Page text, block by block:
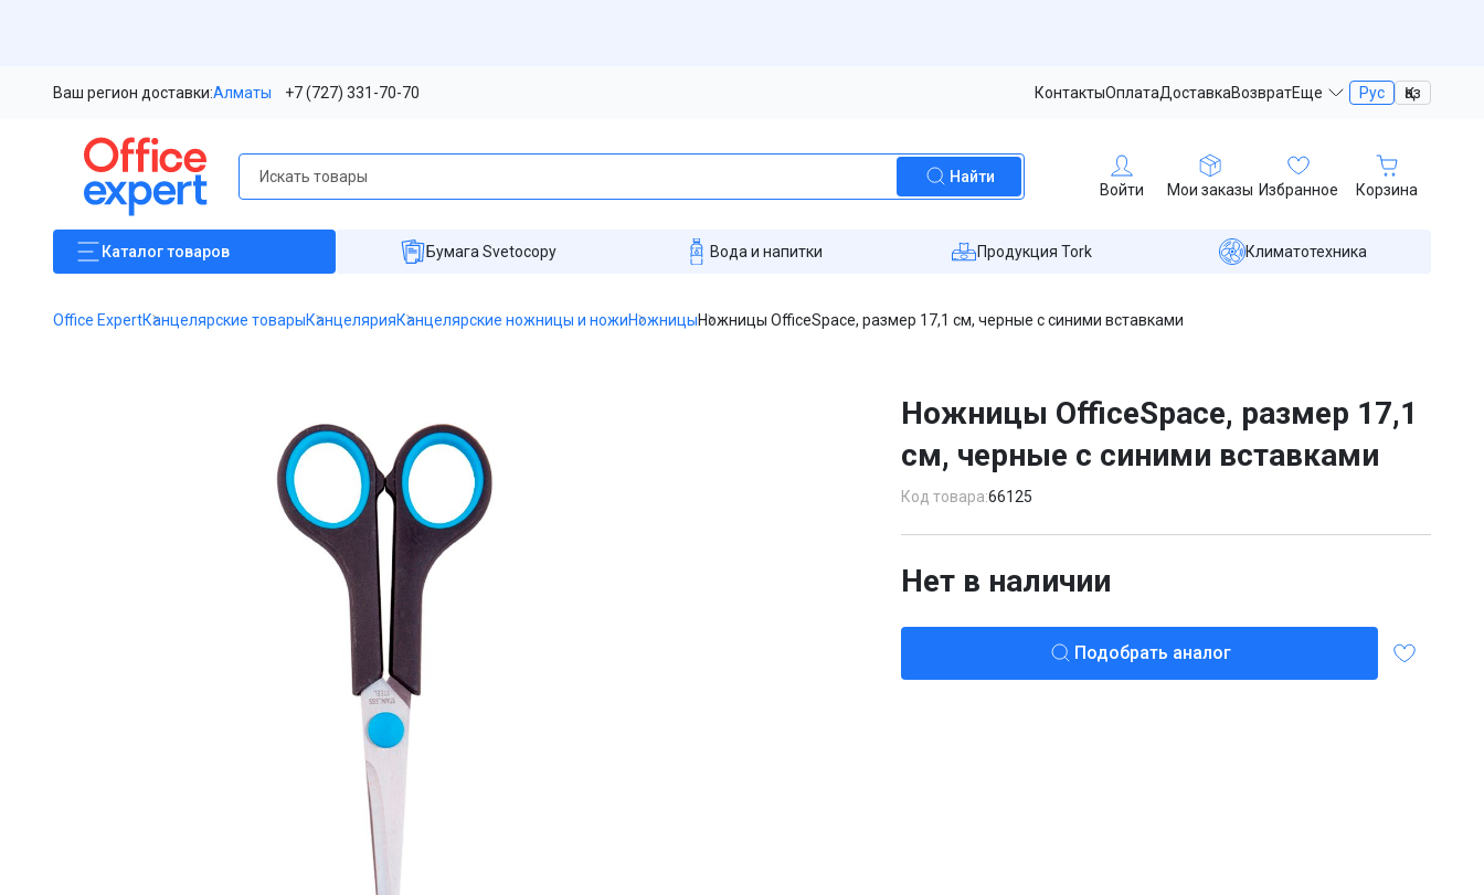
Ваш регион доставки:Алматы +7 (727) 331-70-70 КонтактыОплатаДоставкаВозвратЕще Рус Қаз
Найти
Войти Мои заказы Избранное Корзина
Каталогтоваров Бумага Svetocopy Вода и напитки Продукция Tork Климатотехника
Office ExpertКанцелярские товарыКанцелярияКанцелярские ножницы и ножиНожницыНожницы OfficeSpace, размер 17,1 см, черные с синими вставками
Ножницы OfficeSpace, размер 17,1
см, черные с синими вставками
Код товара:66125
Нет в наличии
Подобрать аналог